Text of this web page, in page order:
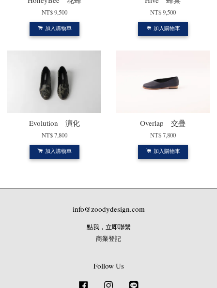
NT$ 9,500
加入購物車
NT$ 9,500
加入購物車
Evolution 演化
NT$ 7,800
加入購物車
Overlap 交疊
NT$ 7,800
加入購物車
info@zoodydesign.com
點我，立即聯繫
商業登記
Follow Us
Facebook Instagram